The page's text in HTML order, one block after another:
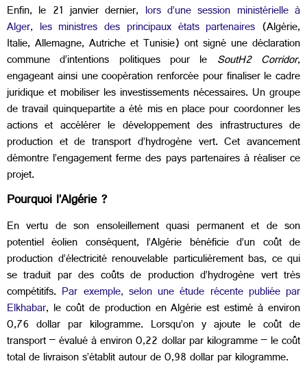
Enfin, le 21 janvier dernier, lors d’une session ministérielle à
Alger, les ministres des principaux états partenaires (Algérie,
Italie, Allemagne, Autriche et Tunisie) ont signé une déclaration
commune d’intentions politiques pour le SoutH2 Corridor,
engageant ainsi une coopération renforcée pour finaliser le cadre
juridique et mobiliser les investissements nécessaires. Un groupe
de travail quinquepartite a été mis en place pour coordonner les
actions et accélérer le développement des infrastructures de
production et de transport d’hydrogène vert. Cet avancement
démontre l’engagement ferme des pays partenaires à réaliser ce
projet.
Pourquoi l’Algérie ?
En vertu de son ensoleillement quasi permanent et de son
potentiel éolien conséquent, l’Algérie bénéficie d’un coût de
production d’électricité renouvelable particulièrement bas, ce qui
se traduit par des coûts de production d’hydrogène vert très
compétitifs. Par exemple, selon une étude récente publiée par
Elkhabar, le coût de production en Algérie est estimé à environ
0,76 dollar par kilogramme. Lorsqu’on y ajoute le coût de
transport – évalué à environ 0,22 dollar par kilogramme – le coût
total de livraison s’établit autour de 0,98 dollar par kilogramme.